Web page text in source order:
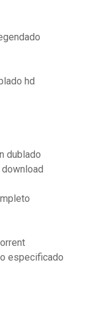
hd
dublado
especificado